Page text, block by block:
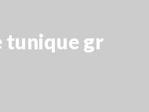
tunique gr